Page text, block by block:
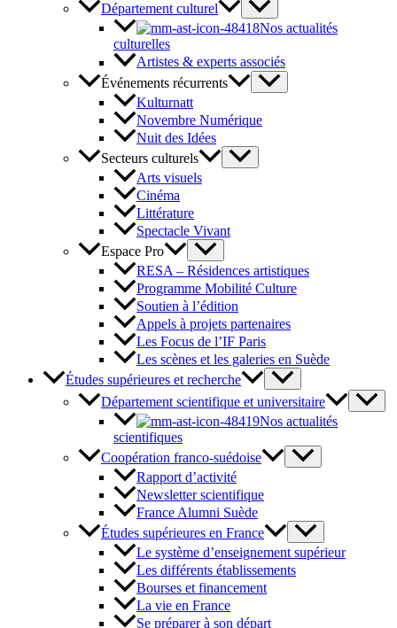
Département culturel
Nos actualités
culturelles
Artistes & experts associés
Événements récurrents
Kulturnatt
Novembre Numérique
Nuit des Idées
Secteurs culturels
Arts visuels
Cinéma
Littérature
Spectacle Vivant
Espace Pro
RESA – Résidences artistiques
Programme Mobilité Culture
Soutien à l’édition
Appels à projets partenaires
Les Focus de l’IF Paris
Les scènes et les galeries en Suède
Études supérieures et recherche
Département scientifique et universitaire
Nos actualités
scientifiques
Coopération franco-suédoise
Rapport d’activité
Newsletter scientifique
France Alumni Suède
Études supérieures en France
Le système d’enseignement supérieur
Les différents établissements
Bourses et financement
La vie en France
Se préparer à son départ